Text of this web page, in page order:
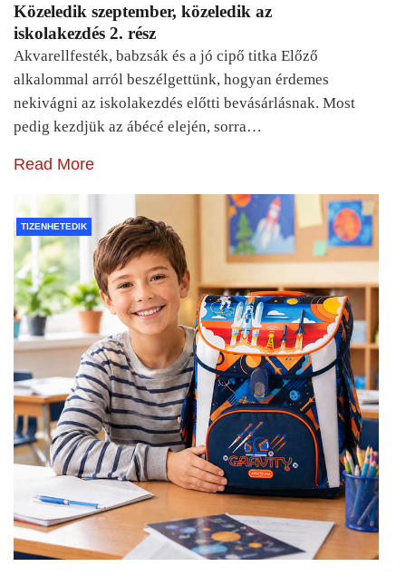
Közeledik szeptember, közeledik az
iskolakezdés 2. rész
Akvarellfesték, babzsák és a jó cipő titka Előző
alkalommal arról beszélgettünk, hogyan érdemes
nekivágni az iskolakezdés előtti bevásárlásnak. Most
pedig kezdjük az ábécé elején, sorra…
Read More
TIZENHETEDIK